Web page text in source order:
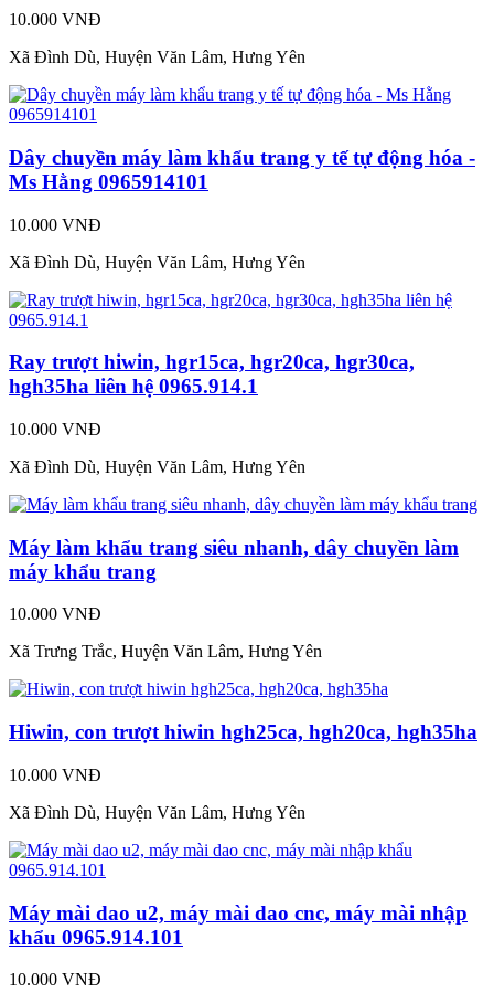
10.000 VNĐ
Xã Đình Dù, Huyện Văn Lâm, Hưng Yên
Dây chuyền máy làm khẩu trang y tế tự động hóa -
Ms Hằng 0965914101
10.000 VNĐ
Xã Đình Dù, Huyện Văn Lâm, Hưng Yên
Ray trượt hiwin, hgr15ca, hgr20ca, hgr30ca,
hgh35ha liên hệ 0965.914.1
10.000 VNĐ
Xã Đình Dù, Huyện Văn Lâm, Hưng Yên
Máy làm khẩu trang siêu nhanh, dây chuyền làm
máy khẩu trang
10.000 VNĐ
Xã Trưng Trắc, Huyện Văn Lâm, Hưng Yên
Hiwin, con trượt hiwin hgh25ca, hgh20ca, hgh35ha
10.000 VNĐ
Xã Đình Dù, Huyện Văn Lâm, Hưng Yên
Máy mài dao u2, máy mài dao cnc, máy mài nhập
khẩu 0965.914.101
10.000 VNĐ